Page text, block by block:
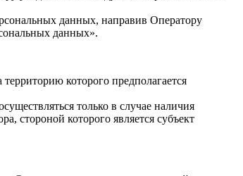
данных, направив Оператору
данных».
которого предполагается
только в случае наличия
стороной которого является субъект